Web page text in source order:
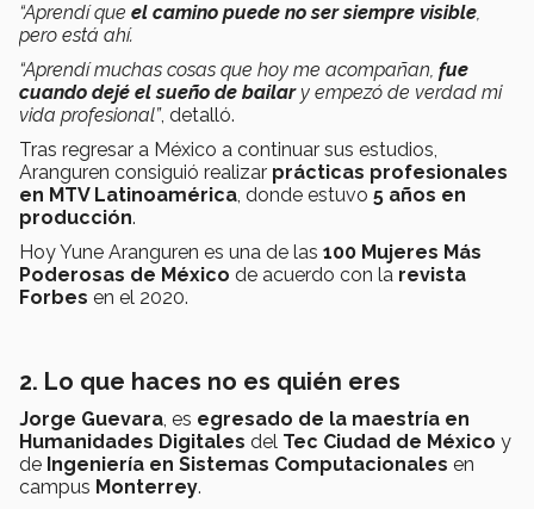
“Aprendí que el camino puede no ser siempre visible,
pero está ahí.
“Aprendí muchas cosas que hoy me acompañan, fue
cuando dejé el sueño de bailary empezó de verdad mi
vida profesional”, detalló.
Tras regresar a México a continuar sus estudios,
Aranguren consiguió realizar prácticas profesionales
en MTV Latinoamérica, donde estuvo 5 años en
producción.
Hoy Yune Aranguren es una de las 100 Mujeres Más
Poderosas de México de acuerdo con la revista
Forbes en el 2020.
2. Lo que haces no es quién eres
Jorge Guevara, es egresado de la maestría en
Humanidades Digitales del Tec Ciudad de México y
de Ingeniería en Sistemas Computacionales en
campus Monterrey.